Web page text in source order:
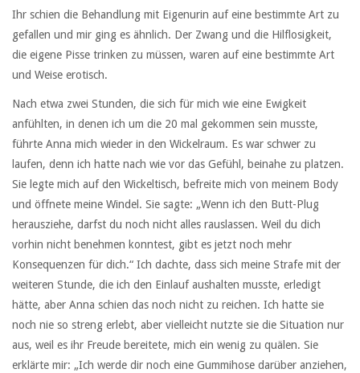
Ihr schien die Behandlung mit Eigenurin auf eine bestimmte Art zu
gefallen und mir ging es ähnlich. Der Zwang und die Hilflosigkeit,
die eigene Pisse trinken zu müssen, waren auf eine bestimmte Art
und Weise erotisch.
Nach etwa zwei Stunden, die sich für mich wie eine Ewigkeit
anfühlten, in denen ich um die 20 mal gekommen sein musste,
führte Anna mich wieder in den Wickelraum. Es war schwer zu
laufen, denn ich hatte nach wie vor das Gefühl, beinahe zu platzen.
Sie legte mich auf den Wickeltisch, befreite mich von meinem Body
und öffnete meine Windel. Sie sagte: „Wenn ich den Butt-Plug
herausziehe, darfst du noch nicht alles rauslassen. Weil du dich
vorhin nicht benehmen konntest, gibt es jetzt noch mehr
Konsequenzen für dich.“ Ich dachte, dass sich meine Strafe mit der
weiteren Stunde, die ich den Einlauf aushalten musste, erledigt
hätte, aber Anna schien das noch nicht zu reichen. Ich hatte sie
noch nie so streng erlebt, aber vielleicht nutzte sie die Situation nur
aus, weil es ihr Freude bereitete, mich ein wenig zu quälen. Sie
erklärte mir: „Ich werde dir noch eine Gummihose darüber anziehen,